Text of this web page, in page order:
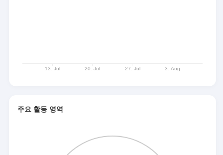
주요 활동 영역